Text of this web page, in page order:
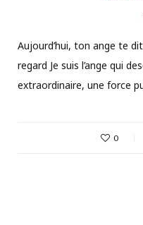
Aujourd’hui, ton ange te
regard Je suis l’ange qui
extraordinaire, une force
0